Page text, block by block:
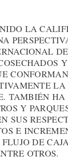
LA
LA
TAMBIÉN
Y
SUS
E
DE
OTROS.